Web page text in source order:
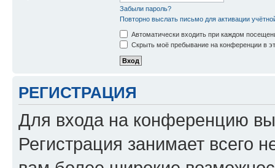
Забыли пароль?
Повторно выслать письмо для активации
Автоматически входить при каждом
Скрыть моё пребывание на конференции в
РЕГИСТРАЦИЯ
Для входа на конференцию
Регистрация занимает всего